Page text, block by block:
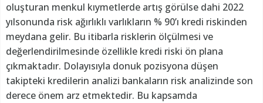
oluşturan menkul kıymetlerde artış görülse dahi 2022
yılsonunda risk ağırlıklı varlıkların % 90’ı kredi riskinden
meydana gelir. Bu itibarla risklerin ölçülmesi ve
değerlendirilmesinde özellikle kredi riski ön plana
çıkmaktadır. Dolayısıyla donuk pozisyona düşen
takipteki kredilerin analizi bankaların risk analizinde son
derece önem arz etmektedir. Bu kapsamda